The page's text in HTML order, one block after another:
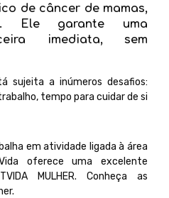
de câncer de mamas,
Ele garante uma
imediata, sem
sujeita a inúmeros desafios:
tempo para cuidar de si
em atividade ligada à área
oferece uma excelente
MULHER. Conheça as